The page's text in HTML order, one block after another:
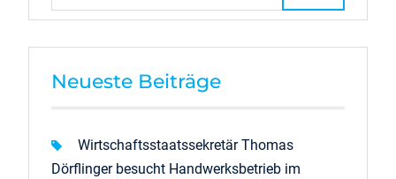
Neueste Beiträge
Wirtschaftsstaatssekretär Thomas
Dörflinger besucht Handwerksbetrieb im